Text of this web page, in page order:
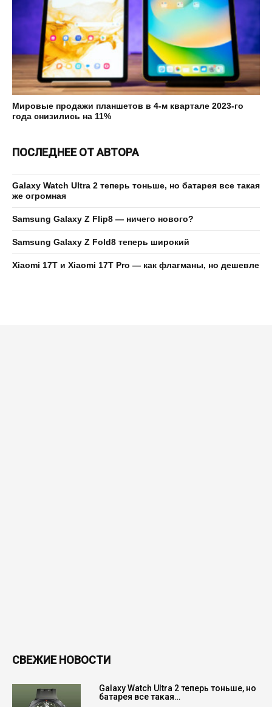
Мировые продажи планшетов в 4-м квартале 2023-го
года снизились на 11%
ПОСЛЕДНЕЕ ОТ АВТОРА
Galaxy Watch Ultra 2 теперь тоньше, но батарея все такая
же огромная
Samsung Galaxy Z Flip8 — ничего нового?
Samsung Galaxy Z Fold8 теперь широкий
Xiaomi 17T и Xiaomi 17T Pro — как флагманы, но дешевле
СВЕЖИЕ НОВОСТИ
Galaxy Watch Ultra 2 теперь тоньше, но
батарея все такая…